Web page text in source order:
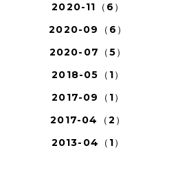
2020-11（6）
2020-09（6）
2020-07（5）
2018-05（1）
2017-09（1）
2017-04（2）
2013-04（1）